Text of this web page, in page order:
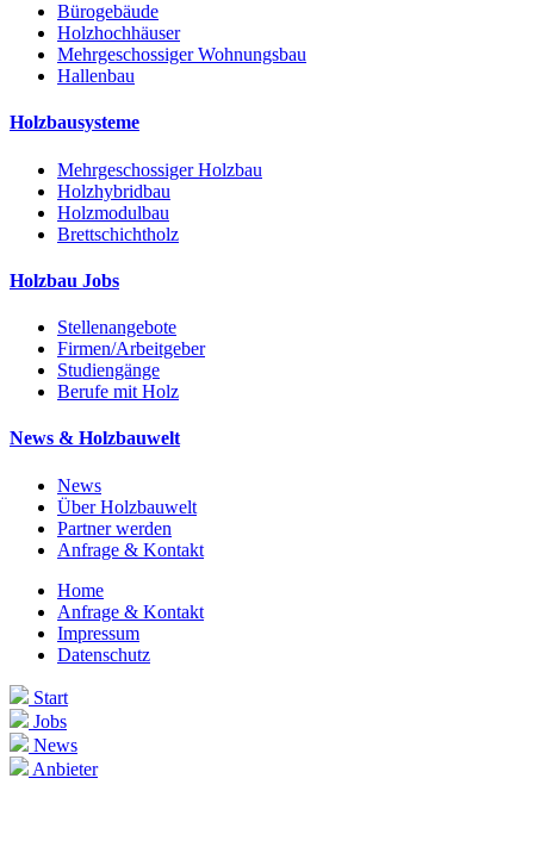
Bürogebäude
Holzhochhäuser
Mehrgeschossiger Wohnungsbau
Hallenbau
Holzbausysteme
Mehrgeschossiger Holzbau
Holzhybridbau
Holzmodulbau
Brettschichtholz
Holzbau Jobs
Stellenangebote
Firmen/Arbeitgeber
Studiengänge
Berufe mit Holz
News & Holzbauwelt
News
Über Holzbauwelt
Partner werden
Anfrage & Kontakt
Home
Anfrage & Kontakt
Impressum
Datenschutz
Start
Jobs
News
Anbieter